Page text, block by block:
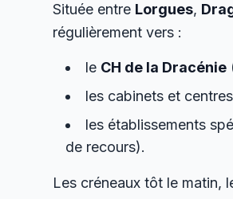
Située entre Lorgues,
régulièrement vers :
le CH de la Dracénie
les cabinets et
les établissements
de recours).
Les créneaux tôt le matin,